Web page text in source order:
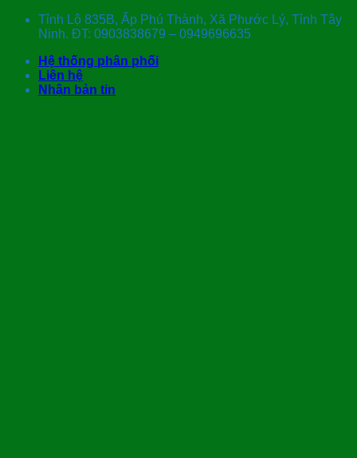
Skip
Tỉnh Lộ 835B, Ấp Phú Thành, Xã Phước Lý, Tỉnh Tây
Ninh. ĐT: 0903838679 – 0949696635
Hệ thống phân phối
Liên hệ
Nhận bản tin